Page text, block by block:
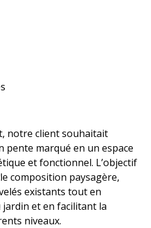
notre client souhaitait
marqué en un espace
et fonctionnel. L’objectif
composition paysagère,
existants tout en
et en facilitant la
niveaux.